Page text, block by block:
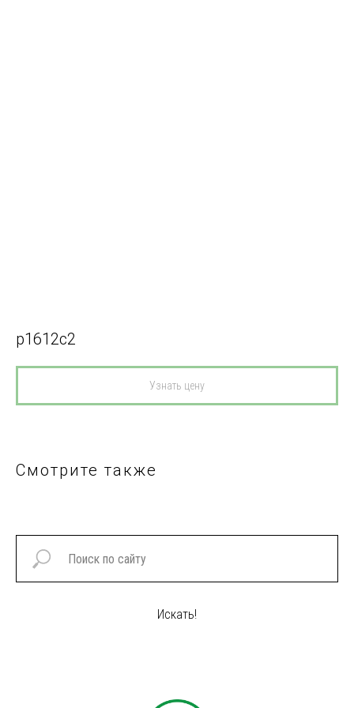
p1612c2
Узнать цену
Смотрите также
Искать!